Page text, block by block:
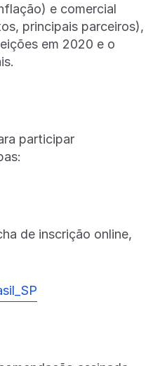
e comercial
principais parceiros),
em 2020 e o
participar
de inscrição online,